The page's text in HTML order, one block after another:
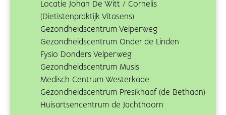
Locatie Johan De Witt / Cornelis
(Dietistenpraktijk Vitasens)
Gezondheidscentrum Velperweg
Gezondheidscentrum Onder de Linden
Fysio Donders Velperweg
Gezondheidscentrum Musis
Medisch Centrum Westerkade
Gezondheidscentrum Presikhaaf (de Bethaan)
Huisartsencentrum de Jachthoorn